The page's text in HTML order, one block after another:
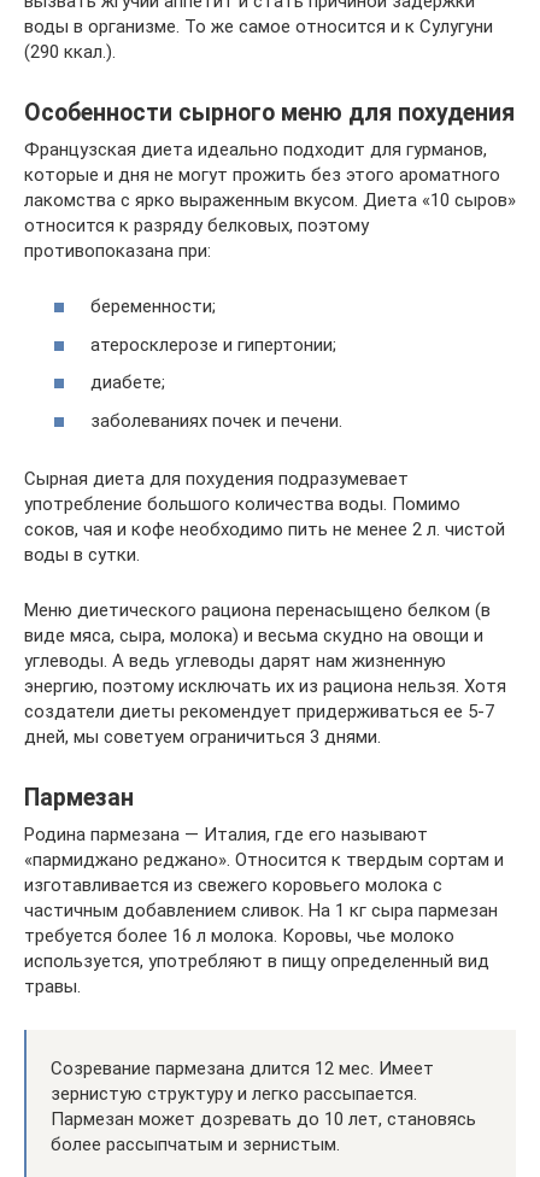
воды в организме. То же самое относится и к Сулугуни
(290 ккал.).
Особенности сырного меню для похудения
Французская диета идеально подходит для гурманов,
которые и дня не могут прожить без этого ароматного
лакомства с ярко выраженным вкусом. Диета «10 сыров»
относится к разряду белковых, поэтому
противопоказана при:
беременности;
атеросклерозе и гипертонии;
диабете;
заболеваниях почек и печени.
Сырная диета для похудения подразумевает
употребление большого количества воды. Помимо
соков, чая и кофе необходимо пить не менее 2 л. чистой
воды в сутки.
Меню диетического рациона перенасыщено белком (в
виде мяса, сыра, молока) и весьма скудно на овощи и
углеводы. А ведь углеводы дарят нам жизненную
энергию, поэтому исключать их из рациона нельзя. Хотя
создатели диеты рекомендует придерживаться ее 5-7
дней, мы советуем ограничиться 3 днями.
Пармезан
Родина пармезана — Италия, где его называют
«пармиджано реджано». Относится к твердым сортам и
изготавливается из свежего коровьего молока с
частичным добавлением сливок. На 1 кг сыра пармезан
требуется более 16 л молока. Коровы, чье молоко
используется, употребляют в пищу определенный вид
травы.
Созревание пармезана длится 12 мес. Имеет
зернистую структуру и легко рассыпается.
Пармезан может дозревать до 10 лет, становясь
более рассыпчатым и зернистым.